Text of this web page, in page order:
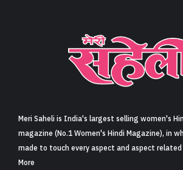
Meri Saheli is India's largest selling women's
magazine (No.1 Women's Hindi Magazine), in
made to touch every aspect and aspect
More